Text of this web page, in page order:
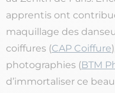
apprentis ont
maquillage des
coiffures (CAP Coiffure
photographies (BTM
d’immortaliser ce